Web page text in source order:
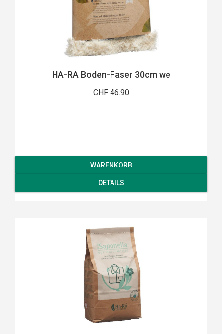
HA-RA Boden-Faser 30cm we
CHF 46.90
WARENKORB
DETAILS